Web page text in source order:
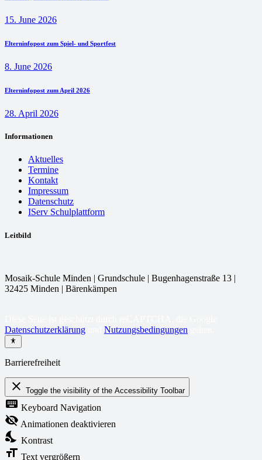
15. June 2026
Elterninfopost zum Spiel- und Sportfest
8. June 2026
Elterninfopost zum April 2026
28. April 2026
Informationen
Aktuelles
Termine
Kontakt
Impressum
Datenschutz
IServ Schulplattform
Leitbild
Mosaik-Schule Minden | Grundschule | Bugenhagenstraße 13 |
32425 Minden | Bärenkämpen
Datenschutzerklärung
Nutzungsbedingungen
Barrierefreiheit
close Toggle the visibility of the Accessibility Toolbar
keyboard Keyboard Navigation
visibility_off Animationen deaktivieren
nights_stay Kontrast
format_size Text vergrößern